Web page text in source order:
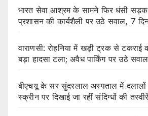
भारत सेवा आश्रम के सामने फिर धंसी
प्रशासन की कार्यशैली पर उठे सवाल, 7
वाराणसी: रोहनिया में खड़ी ट्रक से टकराई
बड़ा हादसा टला; अवैध पार्किंग पर उठे सवाल
बीएचयू के सर सुंदरलाल अस्पताल में
स्क्रीन पर दिखाई जा रहीं संदिग्धों की तस्वीरें